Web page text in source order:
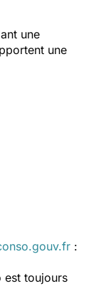
une
une
:
est toujours